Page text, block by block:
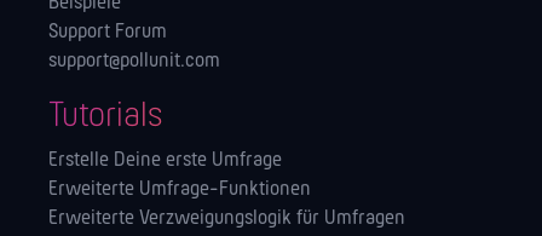
Support Forum
support@pollunit.com
Tutorials
Erstelle Deine erste Umfrage
Erweiterte Umfrage-Funktionen
Erweiterte Verzweigungslogik für Umfragen